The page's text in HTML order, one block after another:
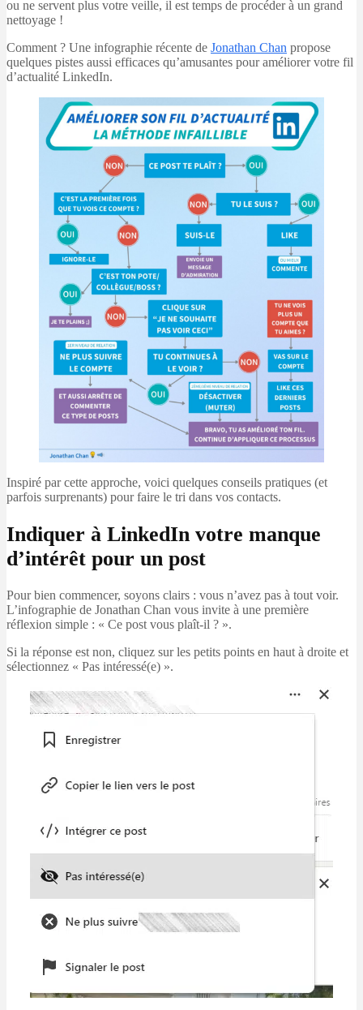
ou ne servent plus votre veille, il est temps de procéder à un grand
nettoyage !
Comment ? Une infographie récente de Jonathan Chan propose
quelques pistes aussi efficaces qu’amusantes pour améliorer votre fil
d’actualité LinkedIn.
Inspiré par cette approche, voici quelques conseils pratiques (et
parfois surprenants) pour faire le tri dans vos contacts.
Indiquer à LinkedIn votre manque
d’intérêt pour un post
Pour bien commencer, soyons clairs : vous n’avez pas à tout voir.
L’infographie de Jonathan Chan vous invite à une première
réflexion simple : « Ce post vous plaît-il ? ».
Si la réponse est non, cliquez sur les petits points en haut à droite et
sélectionnez « Pas intéressé(e) ».